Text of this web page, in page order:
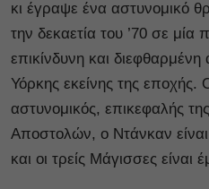
κι έγραψε ένα αστυνομικό
την δεκαετία του ’70 σε μία
επικίνδυνη και
Υόρκης εκείνης της εποχής.
αστυνομικός, επικεφαλής
Αποστολών, ο Ντάνκαν
και οι τρείς Μάγισσες είναι